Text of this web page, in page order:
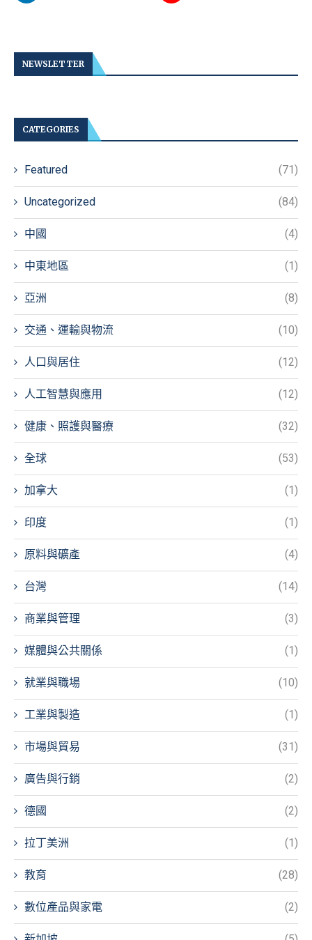
NEWSLETTER
CATEGORIES
Featured (71)
Uncategorized (84)
中國 (4)
中東地區 (1)
亞洲 (8)
交通、運輸與物流 (10)
人口與居住 (12)
人工智慧與應用 (12)
健康、照護與醫療 (32)
全球 (53)
加拿大 (1)
印度 (1)
原料與礦產 (4)
台灣 (14)
商業與管理 (3)
媒體與公共關係 (1)
就業與職場 (10)
工業與製造 (1)
市場與貿易 (31)
廣告與行銷 (2)
德國 (2)
拉丁美洲 (1)
教育 (28)
數位產品與家電 (2)